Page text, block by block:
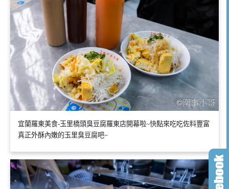
宜蘭羅東美食-玉里橋頭臭豆腐羅東店開幕啦~快點來吃吃佐料豐富
真正外酥內嫩的玉里臭豆腐吧~